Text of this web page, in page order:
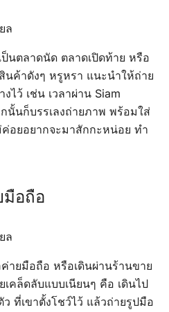
นตลาดนัด ตลาดเปิดท้าย หรือ
นค้าดังๆ หรูหรา แนะนำให้ถ่าย
ไว้ เช่น เวลาผ่าน Siam
นั้นก็บรรเลงถ่ายภาพ พร้อมใส่
อยอยากจะมาสักกะหน่อย ทำ
มือถือ
ค่ายมือถือ หรือเดินผ่านร้านขาย
เคล็ดลับแบบเนียนๆ คือ เดินไป
ที่เขาตั้งโชว์ไว้ แล้วถ่ายรูปมือ